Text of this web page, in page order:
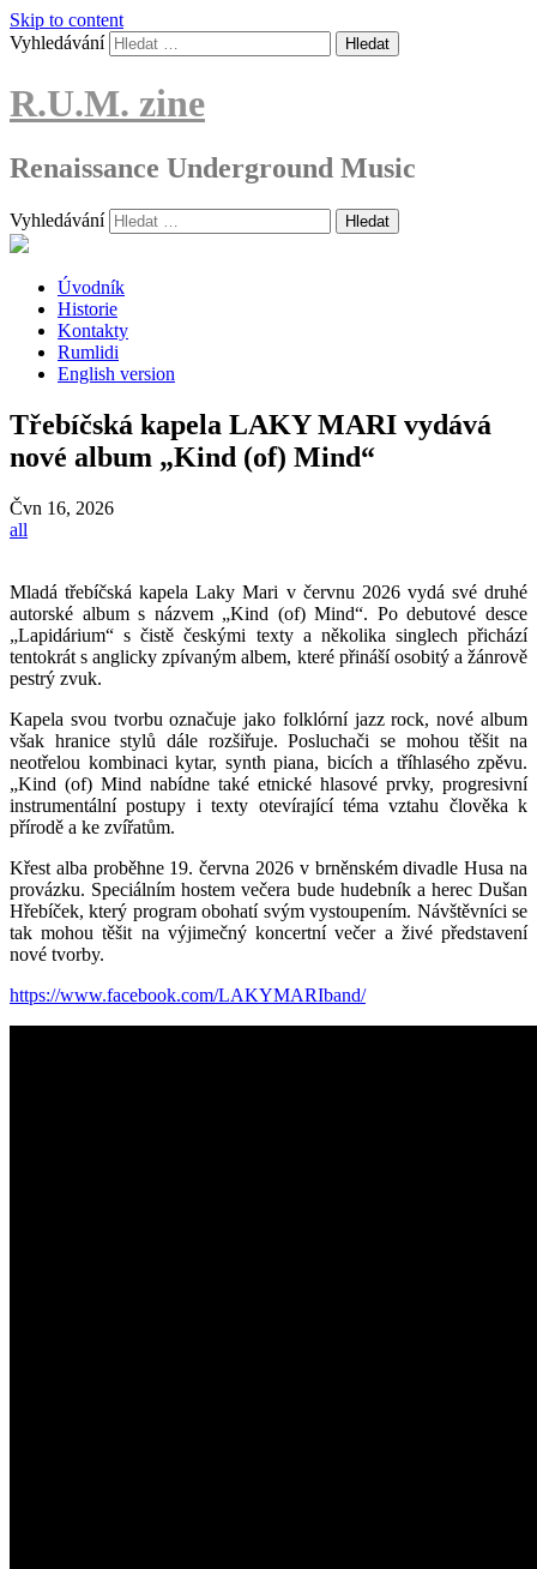
Skip to content
Vyhledávání
R.U.M. zine
Renaissance Underground Music
Vyhledávání
Úvodník
Historie
Kontakty
Rumlidi
English version
Třebíčská kapela LAKY MARI vydává
nové album „Kind (of) Mind“
Čvn 16, 2026
all
Mladá třebíčská kapela Laky Mari v červnu 2026 vydá své druhé
autorské album s názvem „Kind (of) Mind“. Po debutové desce
„Lapidárium“ s čistě českými texty a několika singlech přichází
tentokrát s anglicky zpívaným albem, které přináší osobitý a žánrově
pestrý zvuk.
Kapela svou tvorbu označuje jako folklórní jazz rock, nové album
však hranice stylů dále rozšiřuje. Posluchači se mohou těšit na
neotřelou kombinaci kytar, synth piana, bicích a tříhlasého zpěvu.
„Kind (of) Mind nabídne také etnické hlasové prvky, progresivní
instrumentální postupy i texty otevírající téma vztahu člověka k
přírodě a ke zvířatům.
Křest alba proběhne 19. června 2026 v brněnském divadle Husa na
provázku. Speciálním hostem večera bude hudebník a herec Dušan
Hřebíček, který program obohatí svým vystoupením. Návštěvníci se
tak mohou těšit na výjimečný koncertní večer a živé představení
nové tvorby.
https://www.facebook.com/LAKYMARIband/